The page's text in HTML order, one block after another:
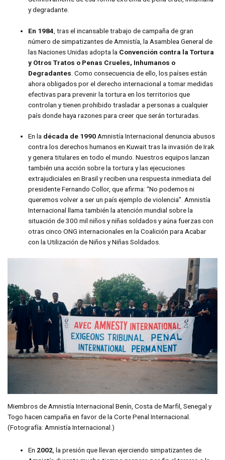
y degradante.
En 1984 , tras el incansable trabajo de campaña de gran
número de simpatizantes de Amnistía, la Asamblea General de
las Naciones Unidas adopta la Convención contra la Tortura
y Otros Tratos o Penas Crueles, Inhumanos o
Degradantes . Como consecuencia de ello, los países están
ahora obligados por el derecho internacional a tomar medidas
efectivas para prevenir la tortura en los territorios que
controlan y tienen prohibido trasladar a personas a cualquier
país donde haya razones para creer que serán torturadas.
En la década de 1990Amnistía Internacional denuncia abusos
contra los derechos humanos en Kuwait tras la invasión de Irak
y genera titulares en todo el mundo. Nuestros equipos lanzan
también una acción sobre la tortura y las ejecuciones
extrajudiciales en Brasil y reciben una respuesta inmediata del
presidente Fernando Collor, que afirma: “No podemos ni
queremos volver a ser un país ejemplo de violencia”. Amnistía
Internacional llama también la atención mundial sobre la
situación de 300 mil niños y niñas soldados y aúna fuerzas con
otras cinco ONG internacionales en la Coalición para Acabar
con la Utilización de Niños y Niñas Soldados.
Miembros de Amnistía Internacional Benín, Costa de Marfil, Senegal y
Togo hacen campaña en favor de la Corte Penal Internacional.
(Fotografía: Amnistía Internacional.)
En 2002 , la presión que llevan ejerciendo simpatizantes de